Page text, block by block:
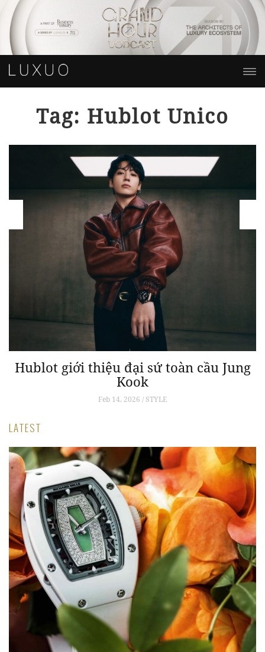
Tag: Hublot Unico
Hublot giới thiệu đại sứ toàn cầu Jung
Kook
Feb 14, 2026 / STYLE
LATEST